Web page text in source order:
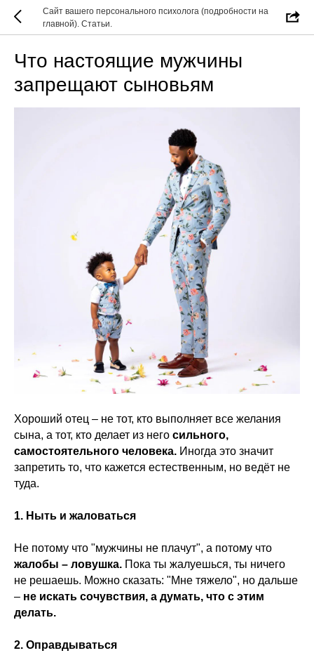
Сайт вашего персонального психолога (подробности на
главной). Статьи.
Что настоящие мужчины
запрещают сыновьям
Хороший отец – не тот, кто выполняет все желания
сына, а тот, кто делает из него сильного,
самостоятельного человека. Иногда это значит
запретить то, что кажется естественным, но ведёт не
туда.
1. Ныть и жаловаться
Не потому что "мужчины не плачут", а потому что
жалобы – ловушка. Пока ты жалуешься, ты ничего
не решаешь. Можно сказать: "Мне тяжело", но дальше
– не искать сочувствия, а думать, что с этим
делать.
2. Оправдываться